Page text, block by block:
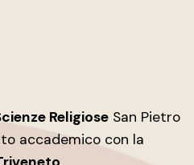
Religiose San Pietro
accademico con la